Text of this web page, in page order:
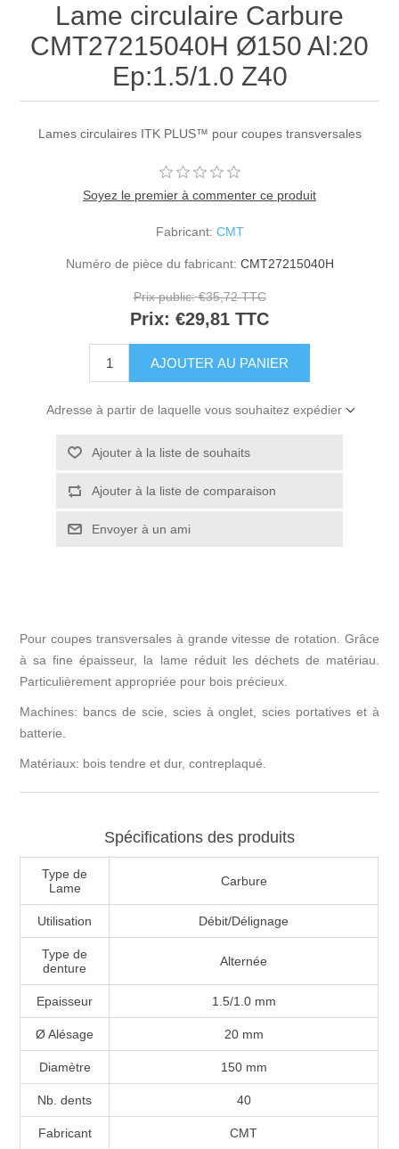
Lame circulaire Carbure
CMT27215040H Ø150 Al:20
Ep:1.5/1.0 Z40
Lames circulaires ITK PLUS™ pour coupes transversales
Soyez le premier à commenter ce produit
Fabricant: CMT
Numéro de pièce du fabricant: CMT27215040H
Prix public: €35,72 TTC
Prix: €29,81 TTC
Adresse à partir de laquelle vous souhaitez expédier
Pour coupes transversales à grande vitesse de rotation. Grâce
à sa fine épaisseur, la lame réduit les déchets de matériau.
Particulièrement appropriée pour bois précieux.
Machines: bancs de scie, scies à onglet, scies portatives et à
batterie.
Matériaux: bois tendre et dur, contreplaqué.
Spécifications des produits
Type de
Lame
Carbure
Utilisation Débit/Délignage
Type de
denture
Alternée
Epaisseur 1.5/1.0 mm
Ø Alésage 20 mm
Diamètre 150 mm
Nb. dents 40
Fabricant CMT